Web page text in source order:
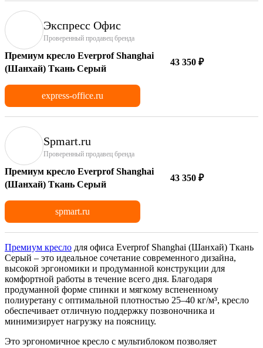
Экспресс Офис
Проверенный продавец бренда
Премиум кресло Everprof Shanghai
(Шанхай) Ткань Серый
43 350 ₽
express-office.ru
Spmart.ru
Проверенный продавец бренда
Премиум кресло Everprof Shanghai
(Шанхай) Ткань Серый
43 350 ₽
spmart.ru
Премиум кресло для офиса Everprof Shanghai (Шанхай) Ткань
Серый – это идеальное сочетание современного дизайна,
высокой эргономики и продуманной конструкции для
комфортной работы в течение всего дня. Благодаря
продуманной форме спинки и мягкому вспененному
полиуретану с оптимальной плотностью 25–40 кг/м³, кресло
обеспечивает отличную поддержку позвоночника и
минимизирует нагрузку на поясницу.
Это эргономичное кресло с мультиблоком позволяет